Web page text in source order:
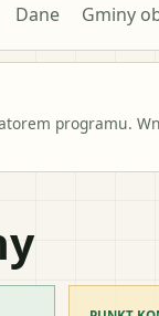
Dane Gminy
programu.